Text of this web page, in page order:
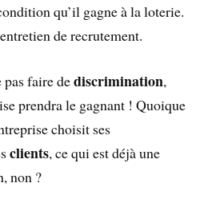
qu’il gagne à la loterie.
de recrutement.
pas faire dediscrimination,
prendra le gagnant ! Quoique
choisit ses
clients, ce qui est déjà une
non ?